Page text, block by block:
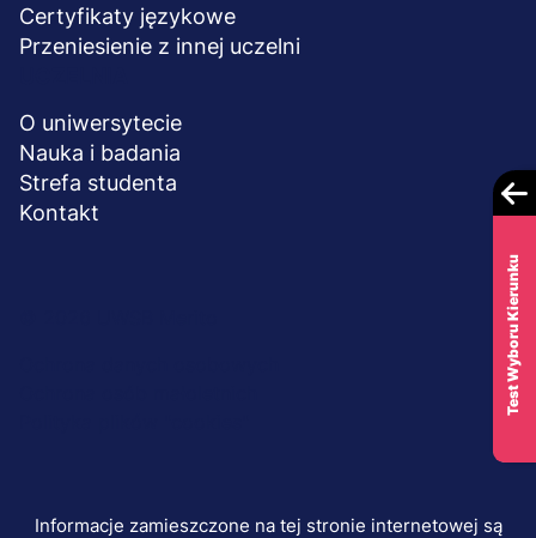
Certyfikaty językowe
Przeniesienie z innej uczelni
O uniwersytecie
Nauka i badania
Strefa studenta
Kontakt
Informacje zamieszczone na tej stronie internetowej są
Test Wyboru Kierunku